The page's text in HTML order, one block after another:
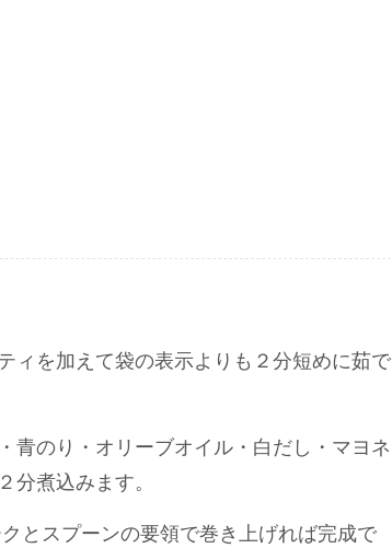
ィを加えて袋の表示よりも２分短めに茹で
のり・オリーブオイル・白だし・マヨネ
分煮込みます。
とスプーンの要領で巻き上げれば完成で